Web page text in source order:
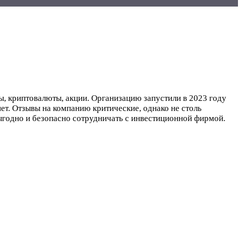
криптовалюты, акции. Организацию запустили в 2023 году
Отзывы на компанию критические, однако не столь
и безопасно сотрудничать с инвестиционной фирмой.